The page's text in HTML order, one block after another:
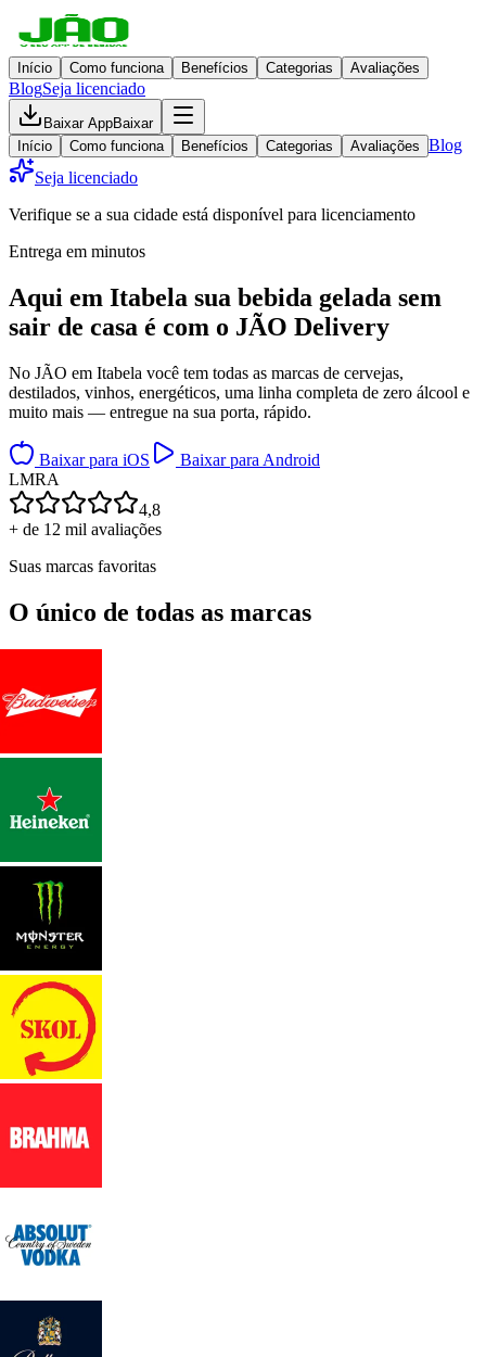
Início Como funciona Benefícios Categorias Avaliações
BlogSeja licenciado
Baixar AppBaixar
Início
Como funciona Benefícios Categorias Avaliações Blog
Seja licenciado
Verifique se a sua cidade está disponível para licenciamento
Entrega em minutos
Aqui em Itabela sua bebida gelada sem
sair de casa é com o JÃO Delivery
No JÃO em Itabela você tem todas as marcas de cervejas,
destilados, vinhos, energéticos, uma linha completa de zero álcool e
muito mais — entregue na sua porta, rápido.
Baixar para iOS
Baixar para Android
LMRA
4,8
+ de 12 mil avaliações
Suas marcas favoritas
O único de todas as marcas